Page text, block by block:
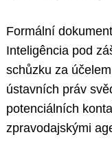
Formální
Inteligência pod
schůzku za
ústavních práv
potenciálních
zpravodajskými